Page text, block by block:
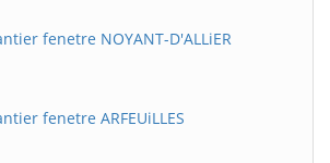
fenetre NOYANT-D'ALLiER
fenetre ARFEUiLLES